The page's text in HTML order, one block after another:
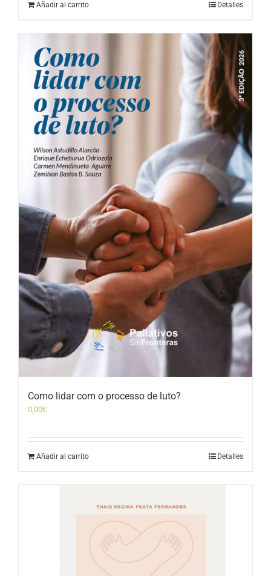
Añadir al carrito Detalles
Como lidar com o processo de luto?
0,00€
Añadir al carrito Detalles